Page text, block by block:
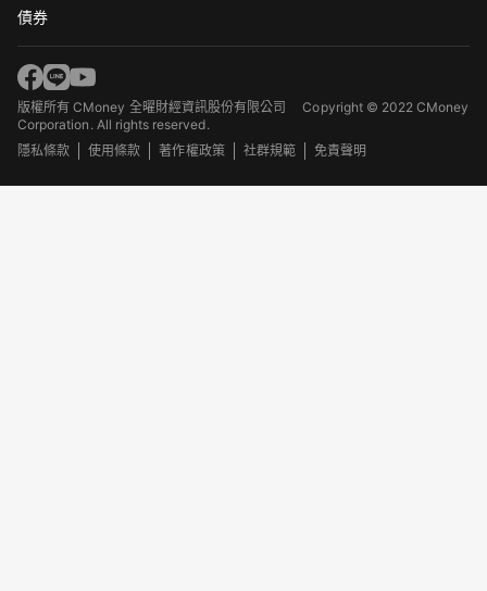
債券
版權所有 CMoney 全曜財經資訊股份有限公司Copyright © 2022 CMoney
Corporation. All rights reserved.
隱私條款
使用條款 著作權政策 社群規範 免責聲明